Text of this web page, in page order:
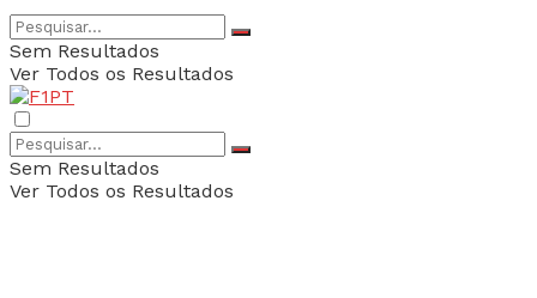
Sem Resultados
Ver Todos os Resultados
Sem Resultados
Ver Todos os Resultados